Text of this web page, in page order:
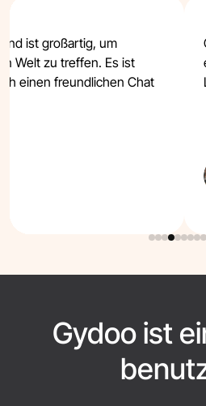
ist großartig, um
Welt zu treffen. Es ist
einen freundlichen Chat
Gydoo ist